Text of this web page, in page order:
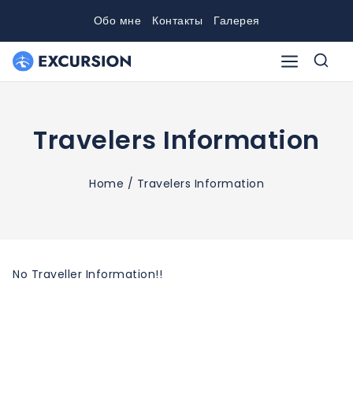
content
Обо мне Контакты Галерея
Travelers Information
Home / Travelers Information
No Traveller Information!!